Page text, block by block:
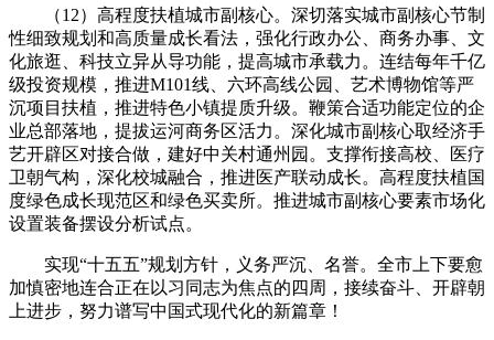
（12）高程度扶植城市副核心。深切落实城市副核心节制
性细致规划和高质量成长看法，强化行政办公、商务办事、文
化旅逛、科技立异从导功能，提高城市承载力。连结每年千亿
级投资规模，推进M101线、六环高线公园、艺术博物馆等严
沉项目扶植，推进特色小镇提质升级。鞭策合适功能定位的企
业总部落地，提拔运河商务区活力。深化城市副核心取经济手
艺开辟区对接合做，建好中关村通州园。支撑衔接高校、医疗
卫朝气构，深化校城融合，推进医产联动成长。高程度扶植国
度绿色成长现范区和绿色买卖所。推进城市副核心要素市场化
设置装备摆设分析试点。
实现“十五五”规划方针，义务严沉、名誉。全市上下要愈
加慎密地连合正在以习同志为焦点的四周，接续奋斗、开辟朝
上进步，努力谱写中国式现代化的新篇章！